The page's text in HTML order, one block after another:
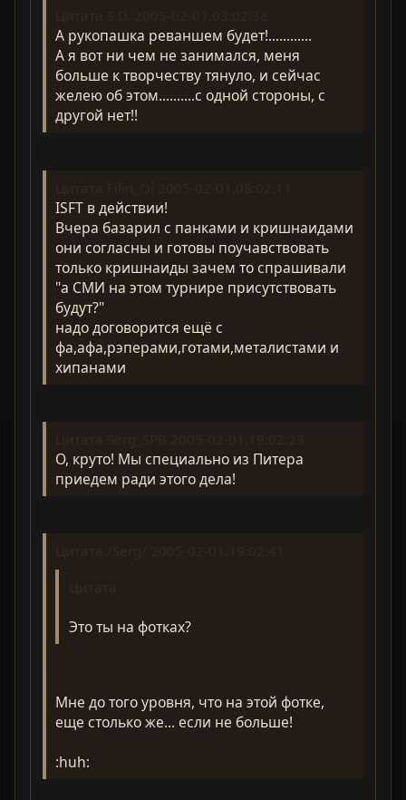
А рукопашка реваншем будет!............
А я вот ни чем не занимался, меня
больше к творчеству тянуло, и сейчас
желею об этом..........с одной стороны, с
другой нет!!
ISFT в действии!
Вчера базарил с панками и кришнаидами
они согласны и готовы поучавствовать
только кришнаиды зачем то спрашивали
"а СМИ на этом турнире присутствовать
будут?"
надо договорится ещё с
фа,афа,рэперами,готами,металистами и
хипанами
О, круто! Мы специально из Питера
приедем ради этого дела!
Это ты на фотках?
Мне до того уровня, что на этой фотке,
еще столько же... если не больше!
:huh: